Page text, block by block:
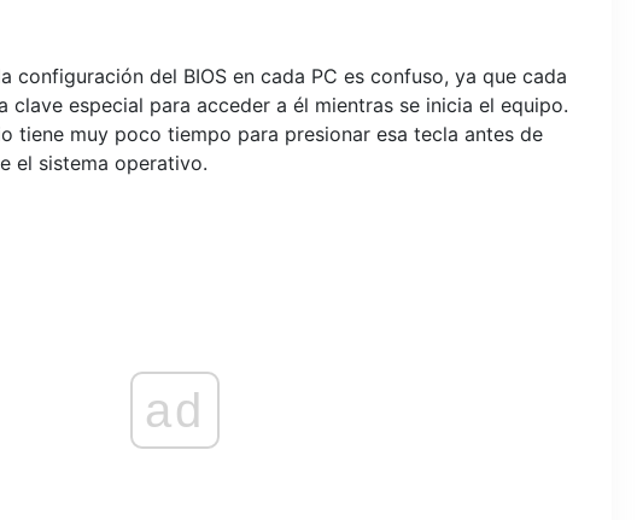
configuración del BIOS en cada PC es confuso, ya que cada
clave especial para acceder a él mientras se inicia el equipo.
tiene muy poco tiempo para presionar esa tecla antes de
el sistema operativo.
ad